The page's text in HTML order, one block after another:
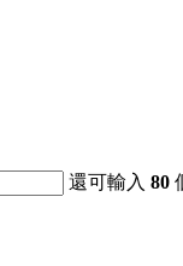
還可輸入80